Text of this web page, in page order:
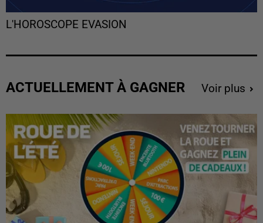
L'HOROSCOPE EVASION
ACTUELLEMENT À GAGNER Voir plus